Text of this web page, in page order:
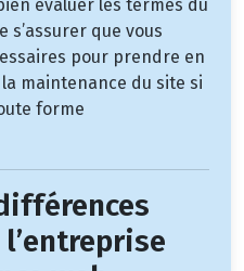
évaluer les termes du
s’assurer que vous
pour prendre en
maintenance du site si
forme